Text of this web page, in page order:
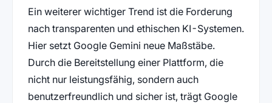
Ein weiterer wichtiger Trend ist die Forderung
nach transparenten und ethischen KI-Systemen.
Hier setzt Google Gemini neue Maßstäbe.
Durch die Bereitstellung einer Plattform, die
nicht nur leistungsfähig, sondern auch
benutzerfreundlich und sicher ist, trägt Google